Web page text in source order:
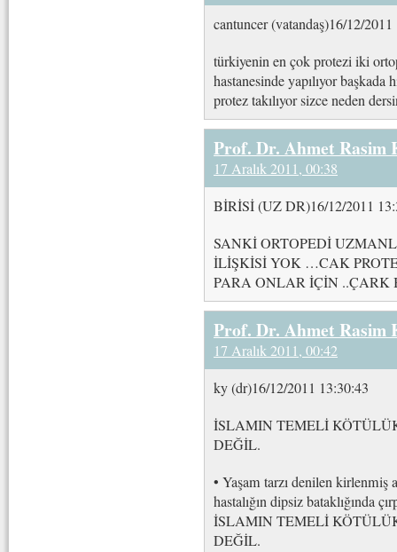
cantuncer (vatandaş)16/12/
türkiyenin en çok protezi iki
hastanesinde yapılıyor başkada
protez takılıyor sizce neden
Prof. Dr. Ahmet Rasim
17 Aralık 2011, 00:38
BİRİSİ (UZ DR)16/12/2011
SANKİ ORTOPEDİ
İLİŞKİSİ YOK …CAK
PARA ONLAR İÇİN ..ÇARK
Prof. Dr. Ahmet Rasim
17 Aralık 2011, 00:42
ky (dr)16/12/2011 13:30:43
İSLAMIN TEMELİ
DEĞİL.
• Yaşam tarzı denilen
hastalığın dipsiz bataklığında
İSLAMIN TEMELİ
DEĞİL.